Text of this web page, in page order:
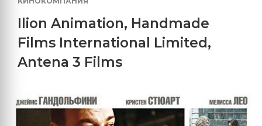
Ilion Animation, Handmade
Films International Limited ,
Antena 3 Films